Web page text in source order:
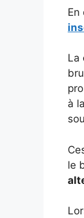
En
La
à
le